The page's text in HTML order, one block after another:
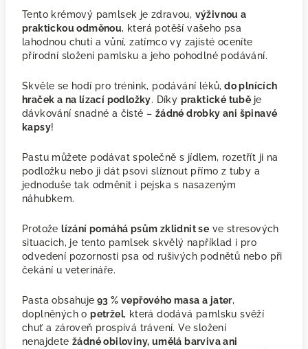
Tento krémový pamlsek je zdravou, výživnou a
praktickou odměnou, která potěší vašeho psa
lahodnou chutí a vůní, zatímco vy zajisté oceníte
přírodní složení pamlsku a jeho pohodlné podávání.
Skvěle se hodí pro trénink, podávání léků, do plnících
hraček a na lízací podložky. Díky praktické tubě je
dávkování snadné a čisté – žádné drobky ani špinavé
kapsy!
Pastu můžete podávat společně s jídlem, rozetřít ji na
podložku nebo ji dát psovi slíznout přímo z tuby a
jednoduše tak odměnit i pejska s nasazeným
náhubkem.
Protože lízání pomáhá psům zklidnit se ve stresových
situacích, je tento pamlsek skvělý například i pro
odvedení pozornosti psa od rušivých podnětů nebo při
čekání u veterináře.
Pasta obsahuje 93 % vepřového masa a jater,
doplněných o petržel, která dodává pamlsku svěží
chuť a zároveň prospívá trávení. Ve složení
nenajdete žádné obiloviny, umělá barviva ani